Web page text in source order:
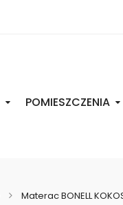
POMIESZCZENIA
Materac BONELL